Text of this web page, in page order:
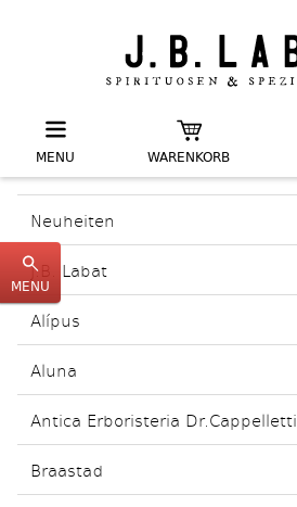
MENU WARENKORB
Neuheiten
J.B. Labat
Alípus
Aluna
Antica Erboristeria Dr.Cappelletti
Braastad
MENU